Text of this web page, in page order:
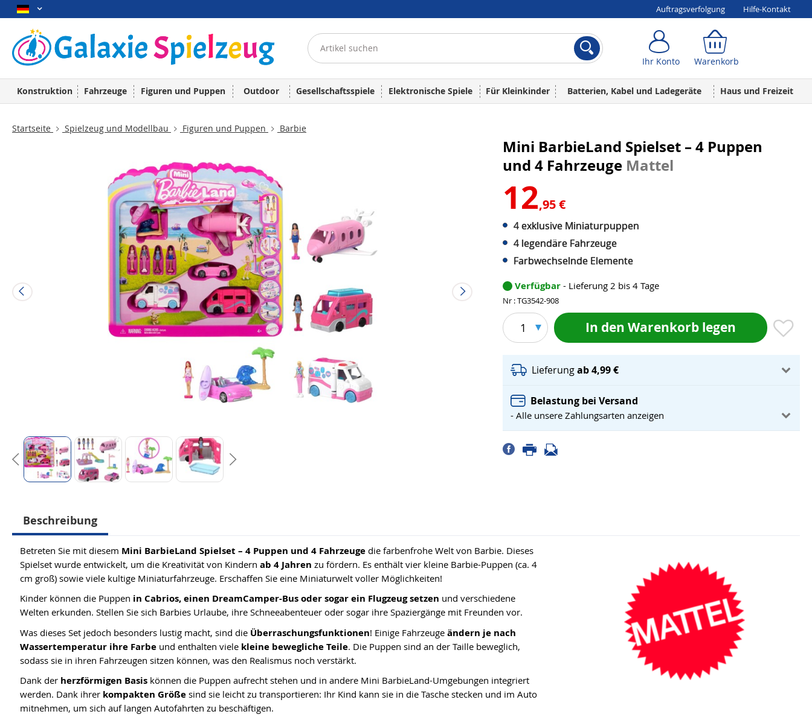
Auftragsverfolgung Hilfe-Kontakt
Ihr Konto Warenkorb
Konstruktion Fahrzeuge Figuren und Puppen Outdoor Gesellschaftsspiele Elektronische Spiele Für Kleinkinder Batterien, Kabel und Ladegeräte Haus und Freizeit
Startseite Spielzeug und Modellbau Figuren und Puppen Barbie
Mini BarbieLand Spielset – 4 Puppen
und 4 Fahrzeuge Mattel
12,95 €
4 exklusive Miniaturpuppen
4 legendäre Fahrzeuge
Farbwechselnde Elemente
Verfügbar - Lieferung 2 bis 4 Tage
Nr : TG3542-908
1 In den Warenkorb legen
Lieferungab 4,99 €
Belastung bei Versand
- Alle unsere Zahlungsarten anzeigen
Beschreibung
Betreten Sie mit diesem Mini BarbieLand Spielset – 4 Puppen und 4 Fahrzeuge die farbenfrohe Welt von Barbie. Dieses
Spielset wurde entwickelt, um die Kreativität von Kindern ab 4 Jahren zu fördern. Es enthält vier kleine Barbie-Puppen (ca. 4
cm groß) sowie viele kultige Miniaturfahrzeuge. Erschaffen Sie eine Miniaturwelt voller Möglichkeiten!
Kinder können die Puppen in Cabrios, einen DreamCamper-Bus oder sogar ein Flugzeug setzen und verschiedene
Welten erkunden. Stellen Sie sich Barbies Urlaube, ihre Schneeabenteuer oder sogar ihre Spaziergänge mit Freunden vor.
Was dieses Set jedoch besonders lustig macht, sind die Überraschungsfunktionen! Einige Fahrzeuge ändern je nach
Wassertemperatur ihre Farbe und enthalten viele kleine bewegliche Teile. Die Puppen sind an der Taille beweglich,
sodass sie in ihren Fahrzeugen sitzen können, was den Realismus noch verstärkt.
Dank der herzförmigen Basis können die Puppen aufrecht stehen und in andere Mini BarbieLand-Umgebungen integriert
werden. Dank ihrer kompakten Größe sind sie leicht zu transportieren: Ihr Kind kann sie in die Tasche stecken und im Auto
mitnehmen, um sich auf langen Autofahrten zu beschäftigen.
Ihr Konto Warenkorb